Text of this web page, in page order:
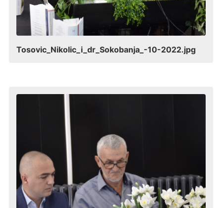
Tosovic_Nikolic_i_dr_Sokobanja_-10-2022.jpg